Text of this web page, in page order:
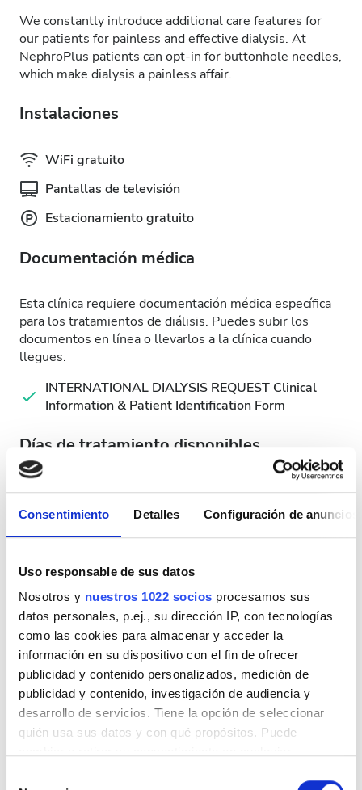
Consentimiento Detalles Configuración de anuncios
Uso responsable de sus datos
Nosotros y nuestros 1022 socios procesamos sus
datos personales, p.ej., su dirección IP, con tecnologías
como las cookies para almacenar y acceder la
información en su dispositivo con el fin de ofrecer
publicidad y contenido personalizados, medición de
publicidad y contenido, investigación de audiencia y
desarrollo de servicios. Tiene la opción de seleccionar
quién usa sus datos y con qué propósitos. Puede
We constantly introduce additional care features for
our patients for painless and effective dialysis. At
NephroPlus patients can opt-in for buttonhole needles,
which make dialysis a painless affair.
Instalaciones
WiFi gratuito
Pantallas de televisión
Estacionamiento gratuito
Documentación médica
Esta clínica requiere documentación médica específica
para los tratamientos de diálisis. Puedes subir los
documentos en línea o llevarlos a la clínica cuando
llegues.
INTERNATIONAL DIALYSIS REQUEST Clinical
Information & Patient Identification Form
Días de tratamiento disponibles
Lun. Mar. Mié. Jue. Vie. Sáb.Dom.
3
4 5 6 7 8
9
10
11 12 13 14 15
16
17
18 19 20 21 22
23